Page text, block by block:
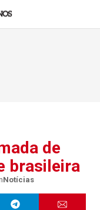
de
brasileira
Notícias